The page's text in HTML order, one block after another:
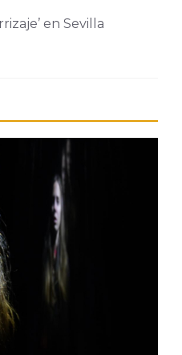
en Sevilla